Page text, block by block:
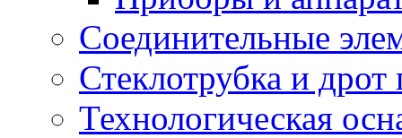
Соединительные
Стеклотрубка и дрот
Технологическая